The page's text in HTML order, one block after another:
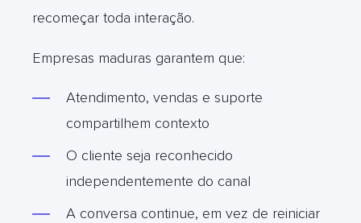
recomeçar toda interação.
Empresas maduras garantem que:
Atendimento, vendas e suporte
compartilhem contexto
O cliente seja reconhecido
independentemente do canal
A conversa continue, em vez de reiniciar